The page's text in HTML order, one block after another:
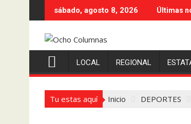
al
sábado, agosto 8, 2026 Últimas
LOCAL REGIONAL
Tu estas aquí Inicio DEPORTES